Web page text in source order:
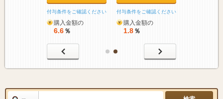
付与条件をご確認ください
購入金額の
6.6 ％
付与条件をご確認ください
購入金額の
1.8 ％